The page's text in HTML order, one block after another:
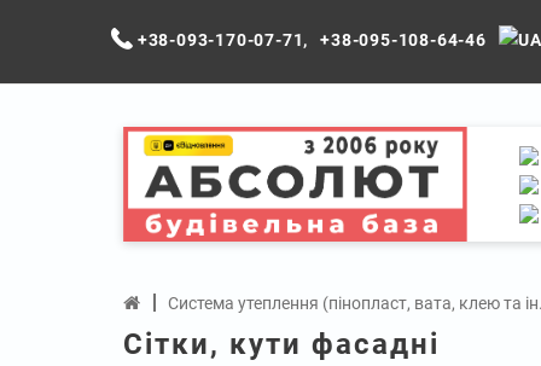
+38-093-170-07-71, +38-095-108-64-46
Система утеплення (пінопласт, вата, клею та
Сітки, кути фасадні